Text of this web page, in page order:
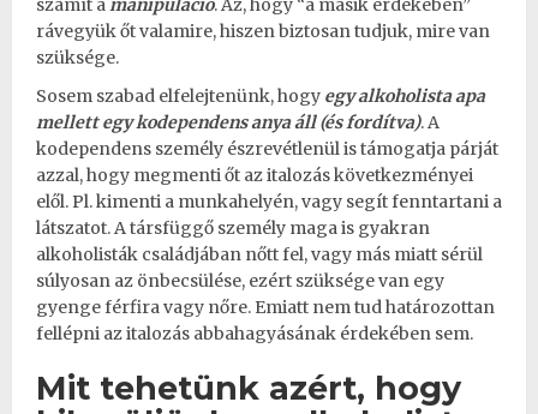
számít amanipuláció. Az, hogy “a másik érdekében”
rávegyük őt valamire, hiszen biztosan tudjuk, mire van
szüksége.
Sosem szabad elfelejtenünk, hogy egy alkoholista apa
mellett egy kodependens anya áll (és fordítva). A
kodependens személy észrevétlenül is támogatja párját
azzal, hogy megmenti őt az italozás következményei
elől. Pl. kimenti a munkahelyén, vagy segít fenntartani a
látszatot. A társfüggő személy maga is gyakran
alkoholisták családjában nőtt fel, vagy más miatt sérül
súlyosan az önbecsülése, ezért szüksége van egy
gyenge férfira vagy nőre. Emiatt nem tud határozottan
fellépni az italozás abbahagyásának érdekében sem.
Mit tehetünk azért, hogy